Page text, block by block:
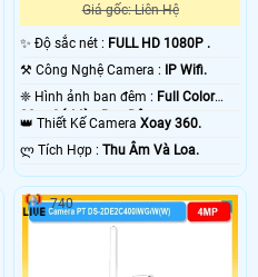
Giá gốc: Liên Hệ
✨ Độ sắc nét : FULL HD 1080P .
⚒ Công Nghệ Camera :
IP Wifi.
❈ Hình ảnh ban đêm : Full Color
20m Có Màu Ban Ðêm.
👑 Thiết Kế CameraXoay 360.
️ლ Tích Hợp :Thu Âm Và Loa.
740